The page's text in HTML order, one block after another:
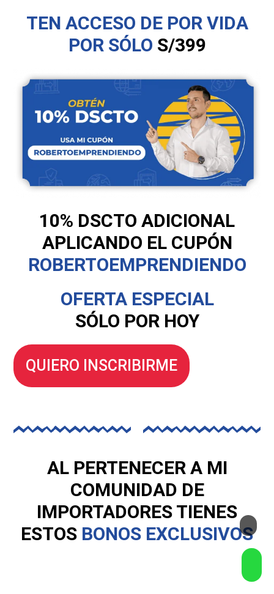
TEN ACCESO DE POR VIDA
POR SÓLO S/399
10% DSCTO ADICIONAL
APLICANDO EL CUPÓN
ROBERTOEMPRENDIENDO
OFERTA ESPECIAL
SÓLO POR HOY
QUIERO INSCRIBIRME
AL PERTENECER A MI
COMUNIDAD DE
IMPORTADORES TIENES
ESTOS BONOS EXCLUSIVOS